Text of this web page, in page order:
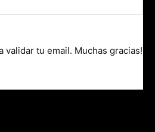
validar tu email. Muchas gracias!